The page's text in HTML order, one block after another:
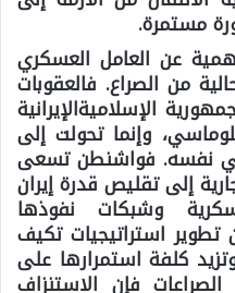
مستمرة.
عن العامل العسكري
من الصراع. فالعقوبات
الإسلاميةالإيرانية
وإنما تحولت إلى
نفسه. فواشنطن تسعى
إلى تقليص قدرة إيران
وشبكات نفوذها
تطوير استراتيجيات تكيف
كلفة استمرارها على
فإن الاستنزاف